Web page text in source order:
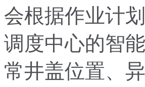
会根据作业计
调度中心的智
常井盖位置、